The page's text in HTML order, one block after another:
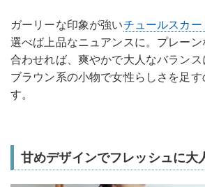
ガーリーな印象が強いチュールスカー
選べば上品なニュアンスに。プレーン
合わせれば、爽やかで大人なバランス
ブラウン系の小物で女性らしさを足
す。
甘めデザインでフレッシュに大